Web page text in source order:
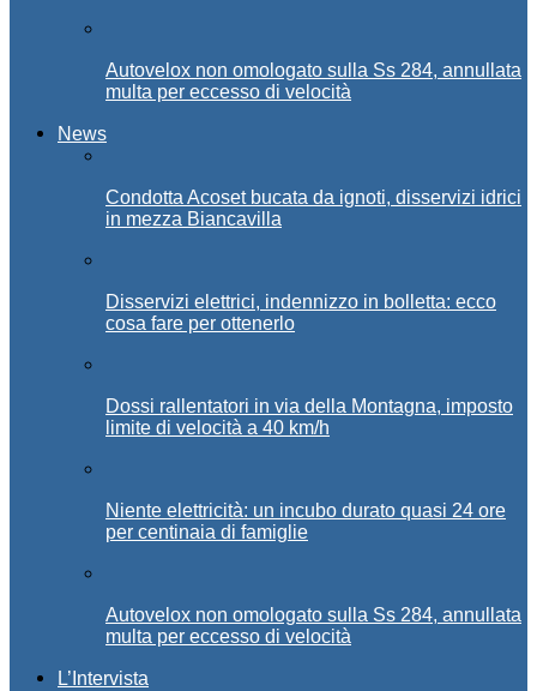
Autovelox non omologato sulla Ss 284, annullata
multa per eccesso di velocità
News
Condotta Acoset bucata da ignoti, disservizi idrici
in mezza Biancavilla
Disservizi elettrici, indennizzo in bolletta: ecco
cosa fare per ottenerlo
Dossi rallentatori in via della Montagna, imposto
limite di velocità a 40 km/h
Niente elettricità: un incubo durato quasi 24 ore
per centinaia di famiglie
Autovelox non omologato sulla Ss 284, annullata
multa per eccesso di velocità
L’Intervista